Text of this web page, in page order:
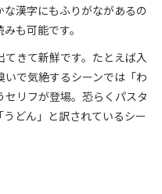
漢字にもふりがながあるの
も可能です。
きて新鮮です。たとえば入
で気絶するシーンでは「わ
リフが登場。恐らくパスタ
うどん」と訳されているシー